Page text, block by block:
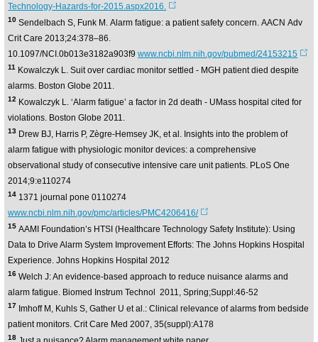
Technology-Hazards-for-2015.aspx2016.
10 Sendelbach S, Funk M. Alarm fatigue: a patient safety concern. AACN Adv
Crit Care 2013;24:378–86.
10.1097/NCI.0b013e3182a903f9www.ncbi.nlm.nih.gov/pubmed/24153215
11 Kowalczyk L. Suit over cardiac monitor settled - MGH patient died despite
alarms. Boston Globe 2011.
12 Kowalczyk L. ‘Alarm fatigue’ a factor in 2d death - UMass hospital cited for
violations. Boston Globe 2011.
13 Drew BJ, Harris P, Zègre-Hemsey JK, et al. Insights into the problem of
alarm fatigue with physiologic monitor devices: a comprehensive
observational study of consecutive intensive care unit patients. PLoS One
2014;9:e110274
14 1371 journal pone 0110274
www.ncbi.nlm.nih.gov/pmc/articles/PMC4206416/
15 AAMI Foundation’s HTSI (Healthcare Technology Safety Institute): Using
Data to Drive Alarm System Improvement Efforts: The Johns Hopkins Hospital
Experience. Johns Hopkins Hospital 2012
16Welch J: An evidence-based approach to reduce nuisance alarms and
alarm fatigue. Biomed Instrum Technol 2011, Spring;Suppl:46-52
17 Imhoff M, Kuhls S, Gather U et al.: Clinical relevance of alarms from bedside
patient monitors. Crit Care Med 2007, 35(suppl):A178
18